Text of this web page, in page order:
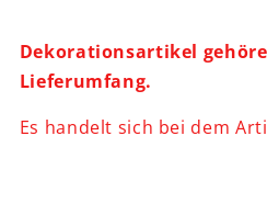
Dekorationsartikel
Lieferumfang.
Es handelt sich bei dem